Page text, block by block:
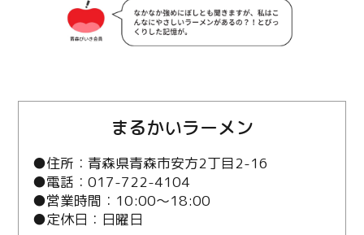
まるかいラーメン
●住所：青森県青森市安方2丁目2-16
●電話：017-722-4104
●営業時間：10:00～18:00
●定休日：日曜日